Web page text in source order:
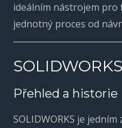
ideálním nástrojem
jednotný proces od
SOLIDWORKS
Přehled a historie
SOLIDWORKS je